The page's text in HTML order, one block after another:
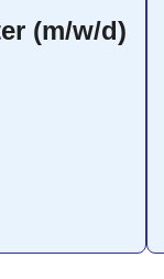
(m/w/d)